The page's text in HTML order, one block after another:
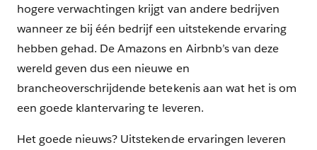
hogere verwachtingen krijgt van andere bedrijven
wanneer ze bij één bedrijf een uitstekende ervaring
hebben gehad. De Amazons en Airbnb’s van deze
wereld geven dus een nieuwe en
brancheoverschrijdende betekenis aan wat het is om
een goede klantervaring te leveren.
Het goede nieuws? Uitstekende ervaringen leveren